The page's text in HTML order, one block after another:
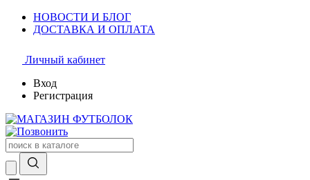
НОВОСТИ И БЛОГ
ДОСТАВКА И ОПЛАТА
Личный кабинет
Вход
Регистрация